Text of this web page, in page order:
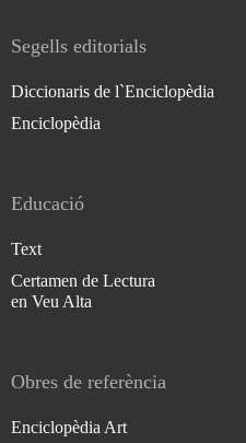
Segells editorials
Diccionaris de l`Enciclopèdia
Enciclopèdia
Educació
Text
Certamen de Lectura
en Veu Alta
Obres de referència
Enciclopèdia Art